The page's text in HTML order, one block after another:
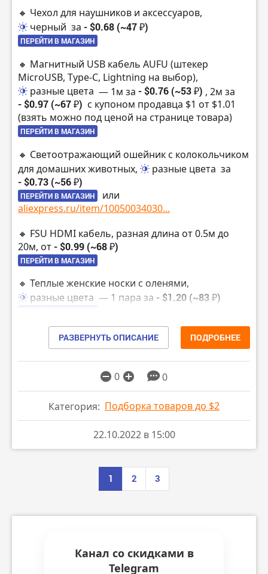
🔸 Чехол для наушников и аксессуаров,
черный за - $0.68 (~47 ₽)
ПЕРЕЙТИ В МАГАЗИН
🔸 Магнитный USB кабель AUFU (штекер
MicroUSB, Type-C, Lightning на выбор),
разные цвета — 1м за - $0.76 (~53 ₽) , 2м за
- $0.97 (~67 ₽) с купоном продавца $1 от $1.01
(взять можно под ценой на странице товара)
ПЕРЕЙТИ В МАГАЗИН
🔸 Светоотражающий ошейник с колокольчиком
для домашних животных,
разные цвета за
- $0.73 (~56 ₽)
ПЕРЕЙТИ В МАГАЗИН
или
aliexpress.ru/item/10050034030...
🔸 FSU HDMI кабель, разная длина от 0.5м до
20м, от- $0.99 (~68 ₽)
ПЕРЕЙТИ В МАГАЗИН
🔸 Теплые женские носки с оленями,
разные цвета — 1 пара за - $1.20 (~83 ₽)
🔸 Светодиодные лампы T5 для авто,
разные цвета— 10 штук за- $1.34 (~93 ₽)
ПЕРЕЙТИ В МАГАЗИН
🔸 Двусторонний перманентный маркер,
черный
— 5 штук за
ПЕРЕЙТИ В МАГАЗИН
РАЗВЕРНУТЬ ОПИСАНИЕ ПОДРОБНЕЕ
0 0
Категория: Подборка товаров до $2
22.10.2022 в 15:00
1 2 3
Канал со скидками в
Telegram